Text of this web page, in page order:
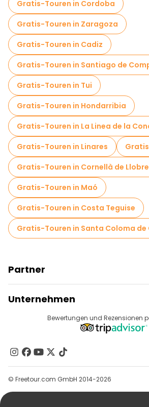
Gratis-Touren in Cordoba
Gratis-Touren in Zaragoza
Gratis-Touren in Cadiz
Gratis-Touren in Santiago de
Gratis-Touren in Tui
Gratis-Touren in Hondarribia
Gratis-Touren in La Linea de la
Gratis-Touren in Linares
Gratis-Touren in Cornellà de
Gratis-Touren in Maó
Gratis-Touren in Costa Teguise
Gratis-Touren in Santa Coloma de
Partner
Anbieter-Anmeldung
Affiliate-Programm
Unternehmen
Reiseziele
Kontakt
Gruppen
Hilfe
Bewertungen und Rezensionen
© Freetour.com GmbH 2014-2026